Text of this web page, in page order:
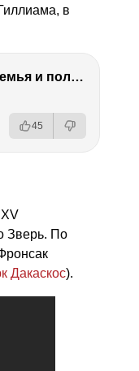
в
Антон Немцов — убийство Бориса Немцова, переезд в Дубай, семья и политика
45
Зверь. По
Дакаскос).